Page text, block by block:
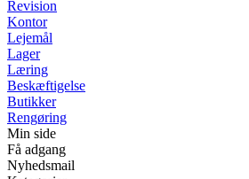
Revision
Kontor
Lejemål
Lager
Læring
Beskæftigelse
Butikker
Rengøring
Min side
Få adgang
Nyhedsmail